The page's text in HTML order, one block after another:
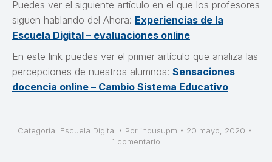
Puedes ver el siguiente artículo en el que los profesores
siguen hablando del Ahora: Experiencias de la
Escuela Digital – evaluaciones online
En este link puedes ver el primer artículo que analiza las
percepciones de nuestros alumnos: Sensaciones
docencia online – Cambio Sistema Educativo
Categoría: Escuela Digital Por indusupm
20 mayo, 2020
1 comentario